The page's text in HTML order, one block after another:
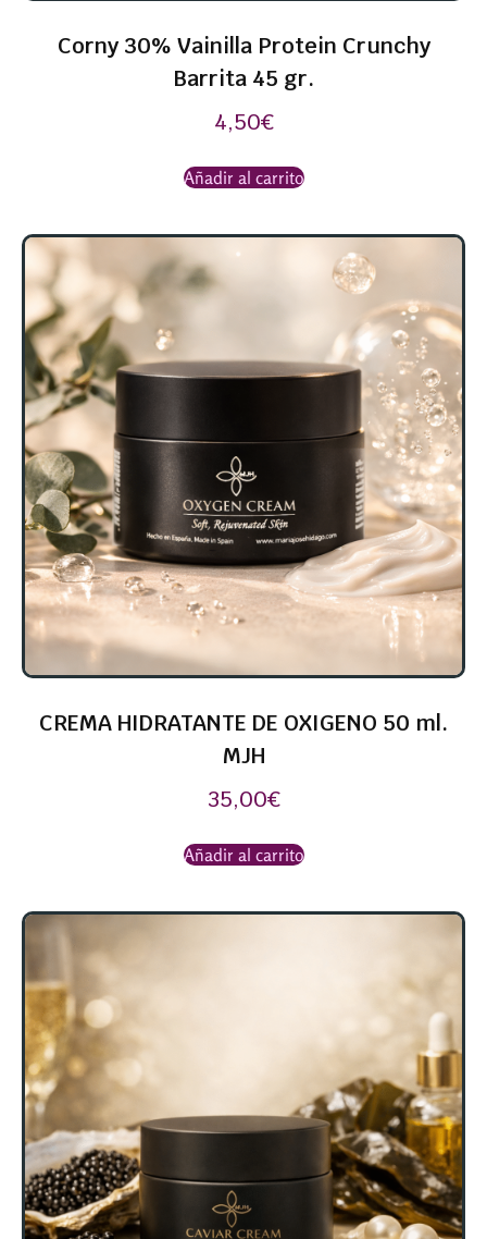
Corny 30% Vainilla Protein Crunchy
Barrita 45 gr.
4,50€
Añadir al carrito
CREMA HIDRATANTE DE OXIGENO 50 ml.
MJH
35,00€
Añadir al carrito